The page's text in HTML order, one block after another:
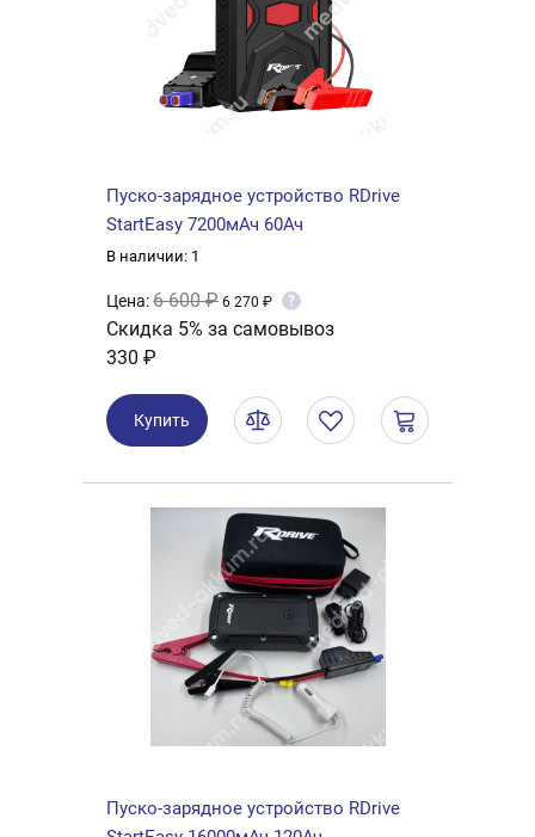
Пуско-зарядное устройство RDrive
StartEasy 7200мАч 60Ач
В наличии: 1
Цена:6 600 ₽ 6 270 ₽ ?
Скидка 5% за самовывоз
330 ₽
Купить
Пуско-зарядное устройство RDrive